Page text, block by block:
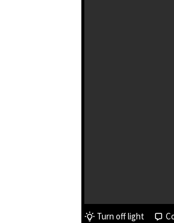
Turn off light